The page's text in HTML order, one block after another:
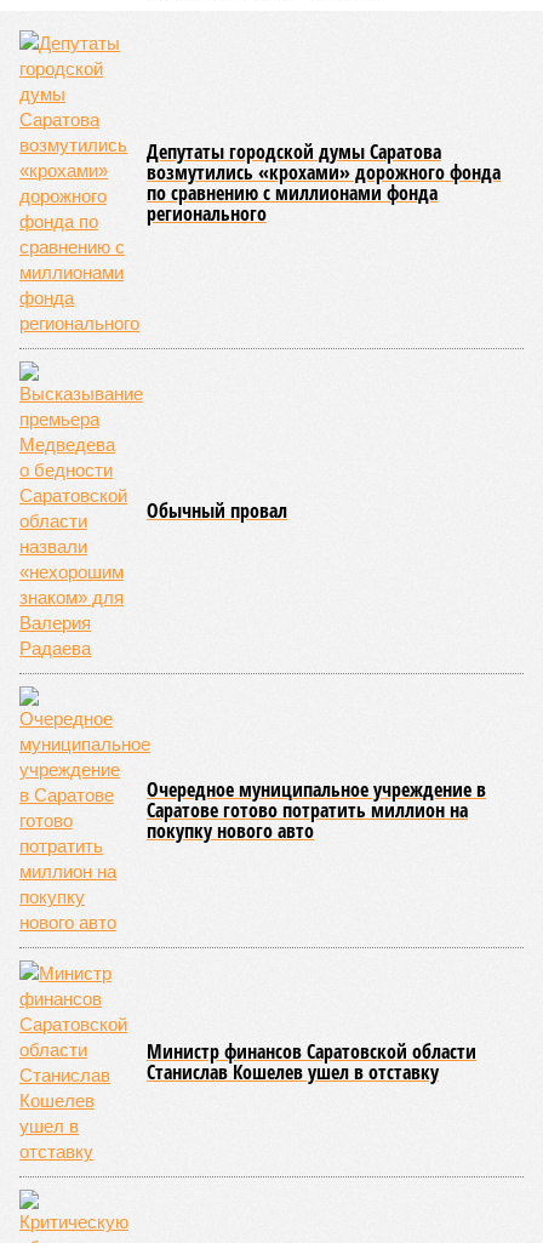
Депутаты городской думы Саратова
возмутились «крохами» дорожного фонда
по сравнению с миллионами фонда
регионального
Обычный провал
Очередное муниципальное учреждение в
Саратове готово потратить миллион на
покупку нового авто
Министр финансов Саратовской области
Станислав Кошелев ушел в отставку